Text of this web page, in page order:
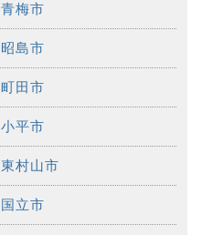
青梅市
昭島市
町田市
小平市
東村山市
国立市